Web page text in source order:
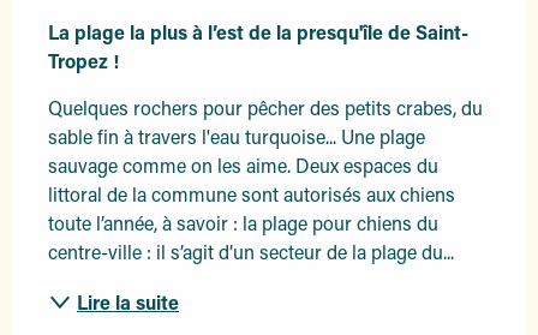
La plage la plus à l’est de la presqu'île de Saint-
Tropez !
Quelques rochers pour pêcher des petits crabes, du
sable fin à travers l'eau turquoise... Une plage
sauvage comme on les aime. Deux espaces du
littoral de la commune sont autorisés aux chiens
toute l’année, à savoir : la plage pour chiens du
centre-ville : il s’agit d’un secteur de la plage du...
Lire la suite